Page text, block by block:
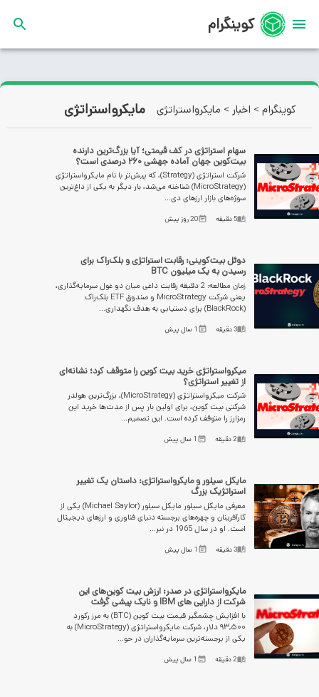
کوینگرام
کوینگرام > اخبار> مایکرواستراتژی مایکرواستراتژی
سهام استراتژی در کف قیمتی؛ آیا بزرگ‌ترین دارنده
بیت‌کوین جهان آماده جهشی ۲۶۰ درصدی است؟
شرکت استراتژی (Strategy)، که پیش‌تر با نام مایکرواستراتژی
(MicroStrategy) شناخته می‌شد، بار دیگر به یکی از داغ‌ترین
سوژه‌های بازار ارزهای دی...
5دقیقه 20 روز پیش
دوئل بیت‌کوینی: رقابت استراتژی و بلک‌راک برای
رسیدن به یک میلیون BTC
زمان مطالعه: 2 دقیقه رقابت داغی میان دو غول سرمایه‌گذاری،
یعنی شرکت MicroStrategy و صندوق ETF بلک‌راک
3دقیقه 1 سال پیش
میکرواستراتژی خرید بیت کوین را متوقف کرد؛ نشانه‌ای
از تغییر استراتژی؟
شرکت میکرواستراتژی (MicroStrategy)، بزرگ‌ترین هولدر
شرکتی بیت کوین، برای اولین بار پس از مدت‌ها خرید این
رمزارز را متوقف کرده است. این تصمیم...
2دقیقه 1 سال پیش
مایکل سیلور و مایکرواستراتژی: داستان یک تغییر
استراتژیک بزرگ
معرفی مایکل سیلور مایکل سیلور (Michael Saylor) یکی از
کارآفرینان و چهره‌های برجسته دنیای فناوری و ارزهای دیجیتال
است. او در سال 1965 در نبر...
3دقیقه 1 سال پیش
مایکرواستراتژی در صدر: ارزش بیت کوین‌های این
شرکت از دارایی های IBM و نایک پیشی گرفت
با افزایش چشمگیر قیمت بیت کوین (BTC) به مرز رکورد
۹۳,۵۰۰ دلار، شرکت مایکرواستراتژی (MicroStrategy) به
یکی از برجسته‌ترین سرمایه‌گذاران در حو...
2دقیقه 1 سال پیش